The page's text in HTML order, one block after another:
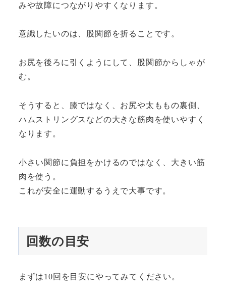
みや故障につながりやすくなります。
意識したいのは、股関節を折ることです。
お尻を後ろに引くようにして、股関節からしゃが
む。
そうすると、膝ではなく、お尻や太ももの裏側、
ハムストリングスなどの大きな筋肉を使いやすく
なります。
小さい関節に負担をかけるのではなく、大きい筋
肉を使う。
これが安全に運動するうえで大事です。
回数の目安
まずは10回を目安にやってみてください。